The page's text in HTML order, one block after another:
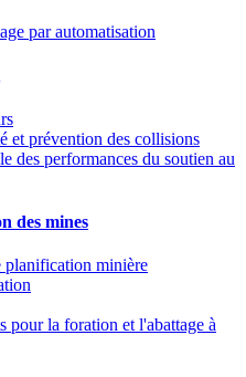
par automatisation
et prévention des collisions
des performances du soutien au
des mines
planification minière
pour la foration et l'abattage à